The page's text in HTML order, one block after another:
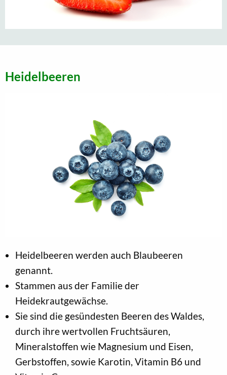
Heidelbeeren
Heidelbeeren werden auch Blaubeeren
genannt.
Stammen aus der Familie der
Heidekrautgewächse.
Sie sind die gesündesten Beeren des Waldes,
durch ihre wertvollen Fruchtsäuren,
Mineralstoffen wie Magnesium und Eisen,
Gerbstoffen, sowie Karotin, Vitamin B6 und